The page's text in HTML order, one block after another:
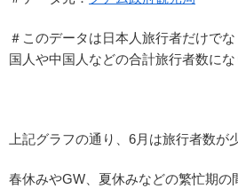
＃このデータは日本人旅行者だけで
国人や中国人などの合計旅行者数にな
上記グラフの通り、6月は旅行者数が
春休みやGW、夏休みなどの繁忙期の